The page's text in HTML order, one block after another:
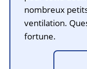
nombreux
ventilation.
fortune.